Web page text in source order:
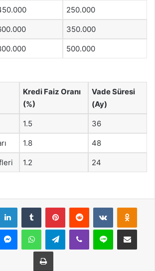
250.000
350.000
500.000
Kredi Faiz Oranı
(%)
Vade Süresi
(Ay)
1.5 36
1.8 48
1.2 24
LinkedInTumblr PinterestReddit VKontakte
MessengerWhatsAppTelegramViber Line E-Posta ile
Yazdır